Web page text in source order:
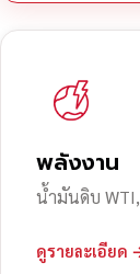
พลังงาน
น้ำมันดิบ
ดูรายละเอียด